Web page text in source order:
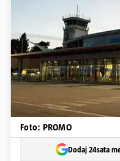
Foto: PROMO
Dodaj 24sata